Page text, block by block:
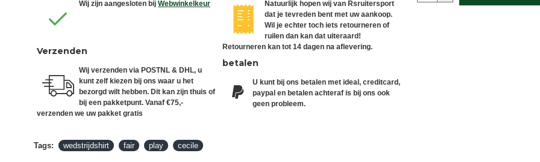
Wij zijn aangesloten bij Webwinkelkeur
Verzenden
Wij verzenden via POSTNL & DHL, u
kunt zelf kiezen bij ons waar u het
bezorgd wilt hebben. Dit kan zijn thuis of
bij een pakketpunt. Vanaf €75,-
verzenden we uw pakket gratis
Natuurlijk hopen wij van Rsruitersport
dat je tevreden bent met uw aankoop.
Wil je echter toch iets retourneren of
ruilen dan kan dat uiteraard!
Retourneren kan tot 14 dagen na aflevering.
betalen
U kunt bij ons betalen met ideal, creditcard,
paypal en betalen achteraf is bij ons ook
geen probleem.
Tags: wedstrijdshirt fair play cecile